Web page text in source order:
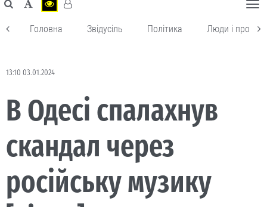
Головна Звідусіль Політика Люди і
13:10 03.01.2024
В Одесі спалахнув
скандал через
російську музику